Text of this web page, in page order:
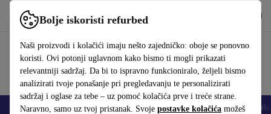
Bolje iskoristi refurbed
Naši proizvodi i kolačići imaju nešto zajedničko: oboje se ponovno
koristi. Ovi potonji uglavnom kako bismo ti mogli prikazati
relevantniji sadržaj. Da bi to ispravno funkcioniralo, željeli bismo
analizirati tvoje ponašanje pri pregledavanju te personalizirati
sadržaj i oglase za tebe – uz pomoć kolačića prve i treće strane.
Naravno, samo uz tvoj pristanak. Svoje postavke kolačića možeš
Koristi refurbed brzo i jednostavno
Mobiteli Prijenosna računala Tableti Pametni satovi Dodaci